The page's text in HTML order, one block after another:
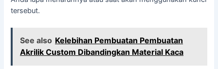
tersebut.
See also Kelebihan Pembuatan Pembuatan
Akrilik Custom Dibandingkan Material Kaca